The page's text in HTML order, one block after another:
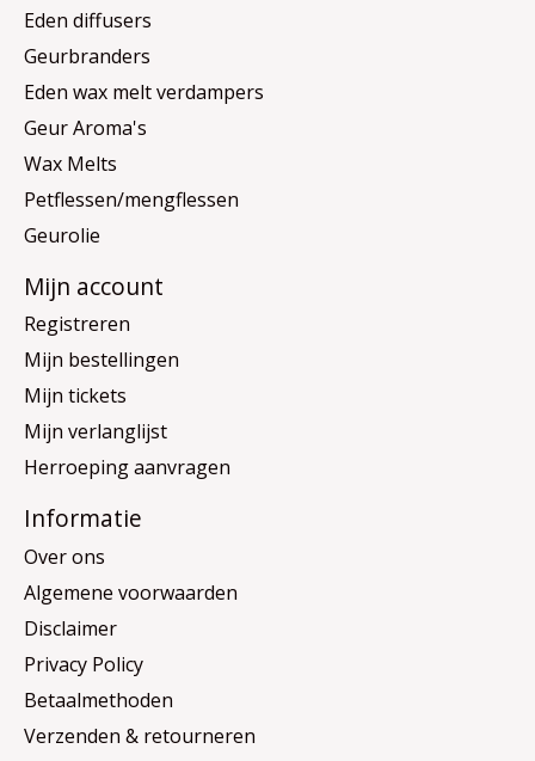
Eden diffusers
Geurbranders
Eden wax melt verdampers
Geur Aroma's
Wax Melts
Petflessen/mengflessen
Geurolie
Mijn account
Registreren
Mijn bestellingen
Mijn tickets
Mijn verlanglijst
Herroeping aanvragen
Informatie
Over ons
Algemene voorwaarden
Disclaimer
Privacy Policy
Betaalmethoden
Verzenden & retourneren